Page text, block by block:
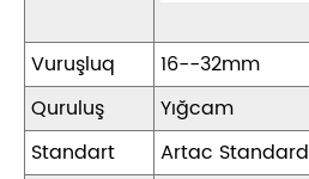
Vuruşluq 16--32mm
Quruluş
Yığcam
Standart
Artac Standard